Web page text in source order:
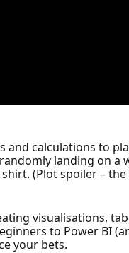
calculations to
landing on
(Plot spoiler –
visualisations,
to Power BI
your bets.